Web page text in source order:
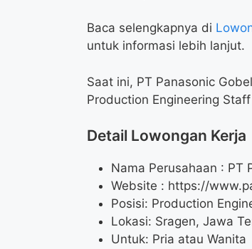
Baca selengkapnya di
untuk informasi lebih lanjut.
Saat ini, PT Panasonic
Production Engineering
Detail Lowongan Kerja
Nama Perusahaan : PT
Website : https://
Posisi: Production
Lokasi: Sragen, Jawa
Untuk: Pria atau Wanita